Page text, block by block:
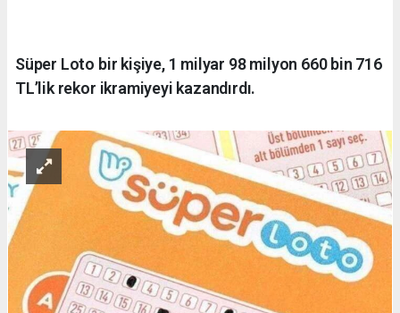
Süper Loto bir kişiye, 1 milyar 98 milyon 660 bin 716
TL’lik rekor ikramiyeyi kazandırdı.